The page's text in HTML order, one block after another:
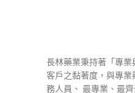
長林藥業秉持著「專
客戶之黏著度，與專
務人員、 最專業、最